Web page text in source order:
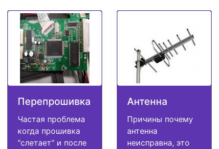
Перепрошивка
Частая проблема
когда прошивка
"слетает" и после
Антенна
Причины почему
антенна
неисправна, это